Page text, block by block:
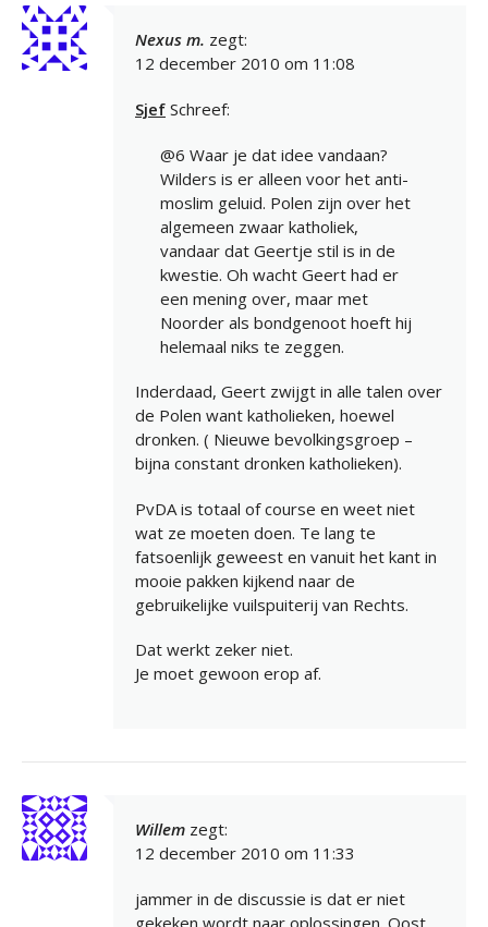
Nexus m. zegt:
12 december 2010 om 11:08
Sjef Schreef:
@6 Waar je dat idee vandaan?
Wilders is er alleen voor het anti-
moslim geluid. Polen zijn over het
algemeen zwaar katholiek,
vandaar dat Geertje stil is in de
kwestie. Oh wacht Geert had er
een mening over, maar met
Noorder als bondgenoot hoeft hij
helemaal niks te zeggen.
Inderdaad, Geert zwijgt in alle talen over
de Polen want katholieken, hoewel
dronken. ( Nieuwe bevolkingsgroep –
bijna constant dronken katholieken).
PvDA is totaal of course en weet niet
wat ze moeten doen. Te lang te
fatsoenlijk geweest en vanuit het kant in
mooie pakken kijkend naar de
gebruikelijke vuilspuiterij van Rechts.
Dat werkt zeker niet.
Je moet gewoon erop af.
Willem zegt:
12 december 2010 om 11:33
jammer in de discussie is dat er niet
gekeken wordt naar oplossingen. Oost